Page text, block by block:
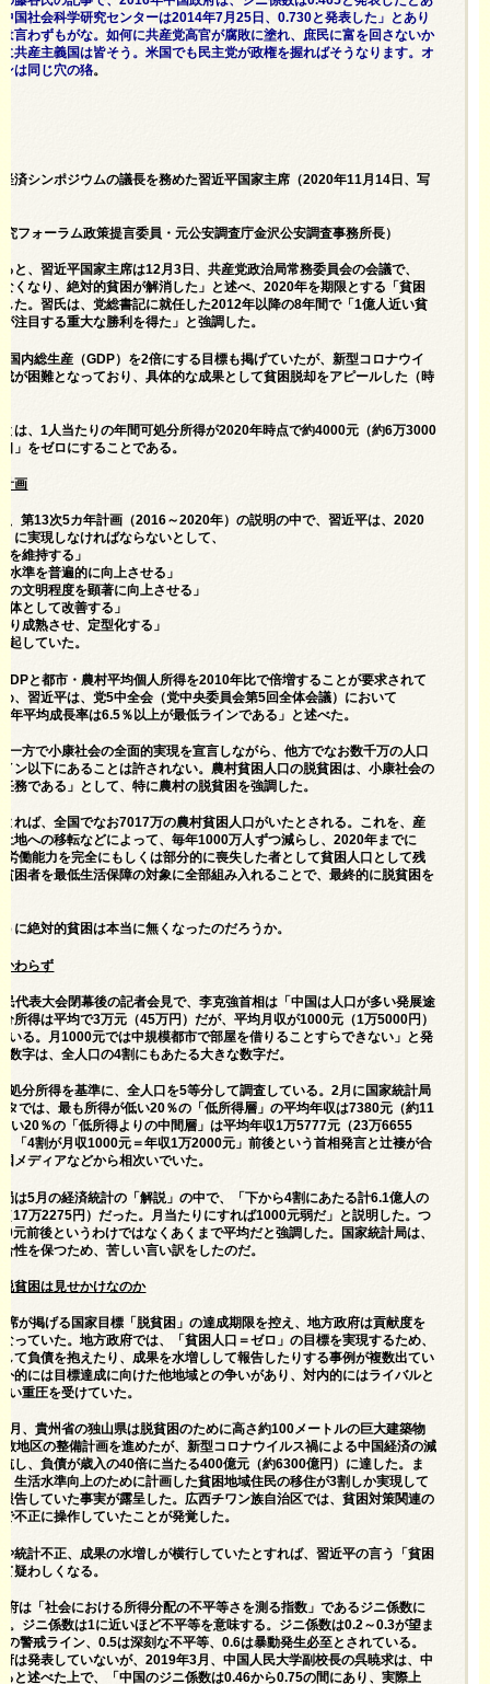
国社会科学研究センターは2014年7月25日、0.730と発表した」とあり
言わずもがな。如何に共産党高官が腐敗に塗れ、庶民に富を回さないか
共産主義国は皆そう。米国でも民主党が政権を握ればそうなります。オ
は同じ穴の狢。
済シンポジウムの議長を務めた習近平国家主席（2020年11月14日、写
フォーラム政策提言委員・元公安調査庁金沢公安調査事務所長）
と、習近平国家主席は12月3日、共産党政治局常務委員会の会議で、
くなり、絶対的貧困が解消した」と述べ、2020年を期限とする「貧困
た。習氏は、党総書記に就任した2012年以降の8年間で「1億人近い貧
注目する重大な勝利を得た」と強調した。
国内総生産（GDP）を2倍にする目標も掲げていたが、新型コロナウイ
が困難となっており、具体的な成果として貧困脱却をアピールした（時
は、1人当たりの年間可処分所得が2020年時点で約4000元（約6万3000
」をゼロにすることである。
画
、第13次5カ年計画（2016～2020年）の説明の中で、習近平は、2020
に実現しなければならないとして、
を維持する」
水準を普遍的に向上させる」
の文明程度を顕著に向上させる」
体として改善する」
り成熟させ、定型化する」
起していた。
と都市・農村平均個人所得を2010年比で倍増することが要求されて
、習近平は、党5中全会（党中央委員会第5回全体会議）において
年平均成長率は6.5％以上が最低ラインである」と述べた。
一方で小康社会の全面的実現を宣言しながら、他方でなお数千万の人口
ン以下にあることは許されない。農村貧困人口の脱貧困は、小康社会の
務である」として、特に農村の脱貧困を強調した。
れば、全国でなお7017万の農村貧困人口がいたとされる。これを、産
地への移転などによって、毎年1000万人ずつ減らし、2020年までに
働能力を完全にもしくは部分的に喪失した者として貧困人口として残
困者を最低生活保障の対象に全部組み入れることで、最終的に脱貧困を
に絶対的貧困は本当に無くなったのだろうか。
わらず
代表大会閉幕後の記者会見で、李克強首相は「中国は人口が多い発展途
所得は平均で3万元（45万円）だが、平均月収が1000元（1万5000円）
いる。月1000元では中規模都市で部屋を借りることすらできない」と発
数字は、全人口の4割にもあたる大きな数字だ。
処分所得を基準に、全人口を5等分して調査している。2月に国家統計局
タでは、最も所得が低い20％の「低所得層」の平均年収は7380元（約11
い20％の「低所得よりの中間層」は平均年収1万5777元（23万6655
「4割が月収1000元＝年収1万2000元」前後という首相発言と辻褄が合
メディアなどから相次いでいた。
は5月の経済統計の「解説」の中で、「下から4割にあたる計6.1億人の
17万2275円）だった。月当たりにすれば1000元弱だ」と説明した。つ
元前後というわけではなくあくまで平均だと強調した。国家統計局は、
性を保つため、苦しい言い訳をしたのだ。
貧困は見せかけなのか
が掲げる国家目標「脱貧困」の達成期限を控え、地方政府は貢献度を
っていた。地方政府では、「貧困人口＝ゼロ」の目標を実現するため、
て負債を抱えたり、成果を水増しして報告したりする事例が複数出てい
的には目標達成に向けた他地域との争いがあり、対内的にはライバルと
い重圧を受けていた。
月、貴州省の独山県は脱貧困のために高さ約100メートルの巨大建築物
地区の整備計画を進めたが、新型コロナウイルス禍による中国経済の減
し、負債が歳入の40倍に当たる400億元（約6300億円）に達した。ま
生活水準向上のために計画した貧困地域住民の移住が3割しか実現して
告していた事実が露呈した。広西チワン族自治区では、貧困対策関連の
不正に操作していたことが発覚した。
統計不正、成果の水増しが横行していたとすれば、習近平の言う「貧困
疑わしくなる。
は「社会における所得分配の不平等さを測る指数」であるジニ係数に
。ジニ係数は1に近いほど不平等を意味する。ジニ係数は0.2～0.3が望ま
の警戒ライン、0.5は深刻な不平等、0.6は暴動発生必至とされている。
は発表していないが、2019年3月、中国人民大学副校長の呉暁求は、中
と述べた上で、「中国のジニ係数は0.46から0.75の間にあり、実際上